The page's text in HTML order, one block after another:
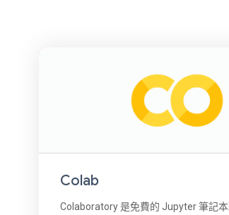
Colab
Colaboratory 是免費的 Jupyter 筆記